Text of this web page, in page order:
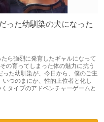
った幼馴染の犬になった
ら強烈に発育したギャルになって
の育ってしまった体の魅力に抗う
た幼馴染が、今日から、僕のご主
つのまにか、性的上位者と化し
タイプのアドベンチャーゲームと